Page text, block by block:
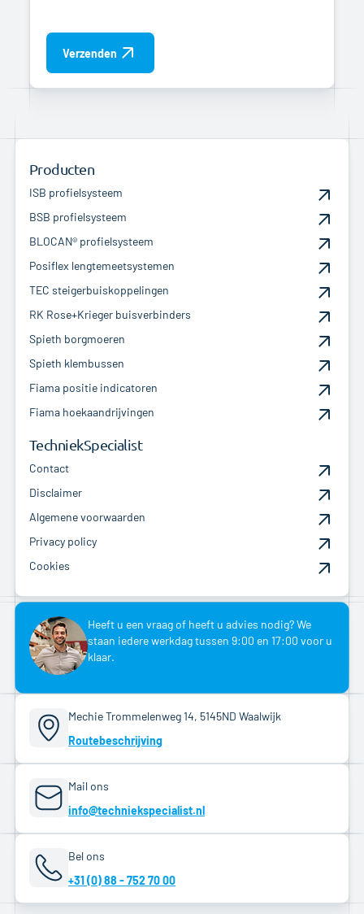
Verzenden
Producten
ISB profielsysteem
BSB profielsysteem
BLOCAN® profielsysteem
Posiflex lengtemeetsystemen
TEC steigerbuiskoppelingen
RK Rose+Krieger buisverbinders
Spieth borgmoeren
Spieth klembussen
Fiama positie indicatoren
Fiama hoekaandrijvingen
TechniekSpecialist
Contact
Disclaimer
Algemene voorwaarden
Privacy policy
Cookies
Heeft u een vraag of heeft u advies nodig? We
staan iedere werkdag tussen 9:00 en 17:00 voor u
klaar.
Mechie Trommelenweg 14, 5145ND Waalwijk
Routebeschrijving
Mail ons
info@techniekspecialist.nl
Bel ons
+31 (0) 88 - 752 70 00